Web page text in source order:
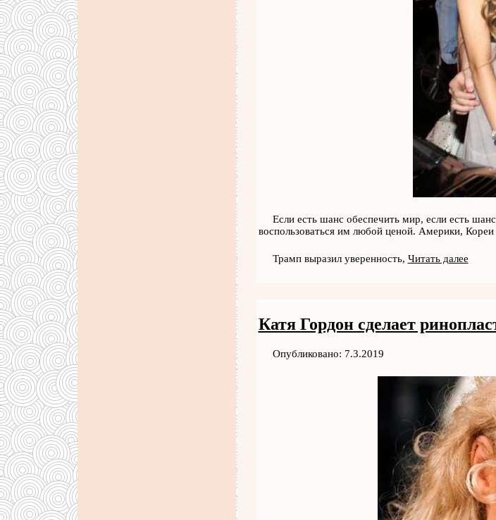
Если есть шанс обеспечить мир, если есть
воспользоваться им любой ценой. Америки,
Трамп выразил уверенность, Читать далее
Катя Гордон сделает
Опубликовано: 7.3.2019